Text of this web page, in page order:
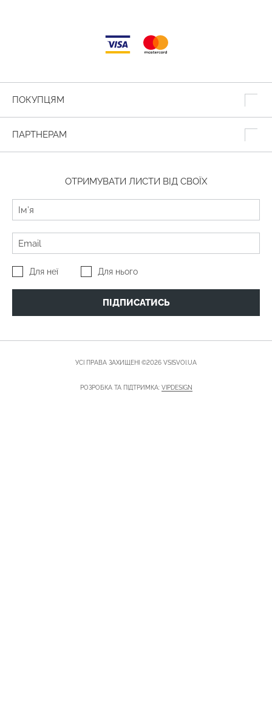
ПОКУПЦЯМ
ПАРТНЕРАМ
ОТРИМУВАТИ ЛИСТИ ВІД СВОЇХ
Для неї Для нього
ПІДПИСАТИСЬ
УСІ ПРАВА ЗАХИЩЕНІ ©2026 VSISVOI.UA
РОЗРОБКА ТА ПІДТРИМКА: VIPDESIGN